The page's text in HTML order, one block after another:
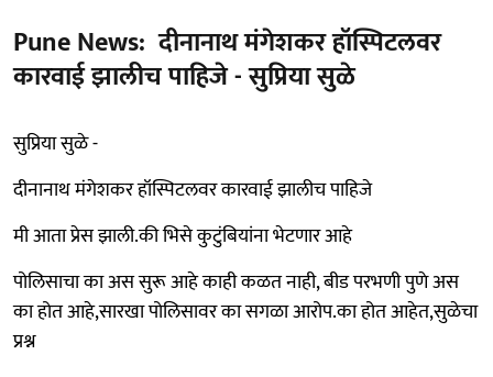
Pune News: दीनानाथ मंगेशकर हॉस्पिटलवर
कारवाई झालीच पाहिजे - सुप्रिया सुळे
सुप्रिया सुळे -
दीनानाथ मंगेशकर हॉस्पिटलवर कारवाई झालीच पाहिजे
मी आता प्रेस झाली.की भिसे कुटुंबियांना भेटणार आहे
पोलिसाचा का अस सुरू आहे काही कळत नाही, बीड परभणी पुणे अस
का होत आहे,सारखा पोलिसावर का सगळा आरोप.का होत आहेत,सुळेचा
प्रश्न